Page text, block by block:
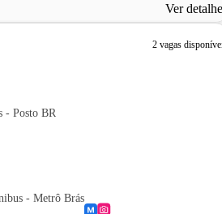
Ver
2 vagas
- Posto BR
- Metrô Brás